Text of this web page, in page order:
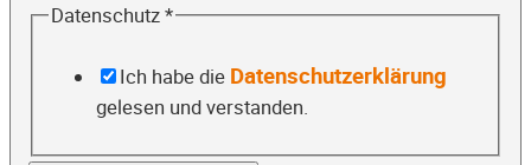
Datenschutz*
Ich habe die Datenschutzerklärung
gelesen und verstanden.